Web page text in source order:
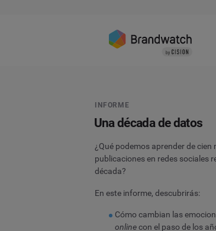
INFORME
Una década de datos
¿Qué podemos aprender de cien
publicaciones en redes sociales
década?
En este informe, descubrirás:
Cómo cambian las
onlinecon el paso de los